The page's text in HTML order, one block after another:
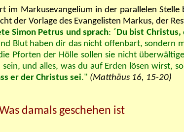
im Markusevangelium in der parallelen Stelle
der Vorlage des Evangelisten Markus, der
Simon Petrus und sprach: ´Du bist
Blut haben dir das nicht offenbart, sondern
Pforten der Hölle sollen sie nicht
und alles, was du auf Erden lösen wirst,
er der Christus sei." (Matthäus 16, 15-20)
damals geschehen ist